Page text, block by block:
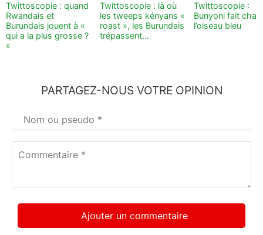
Twittoscopie : quand
Rwandais et
Burundais jouent à «
qui a la plus grosse ?
»
Twittoscopie : là où
les tweeps kényans «
roast », les Burundais
trépassent…
Twittoscopie :
Bunyoni fait
l’oiseau bleu
PARTAGEZ-NOUS VOTRE OPINION
Votre
nom*
Commentaire